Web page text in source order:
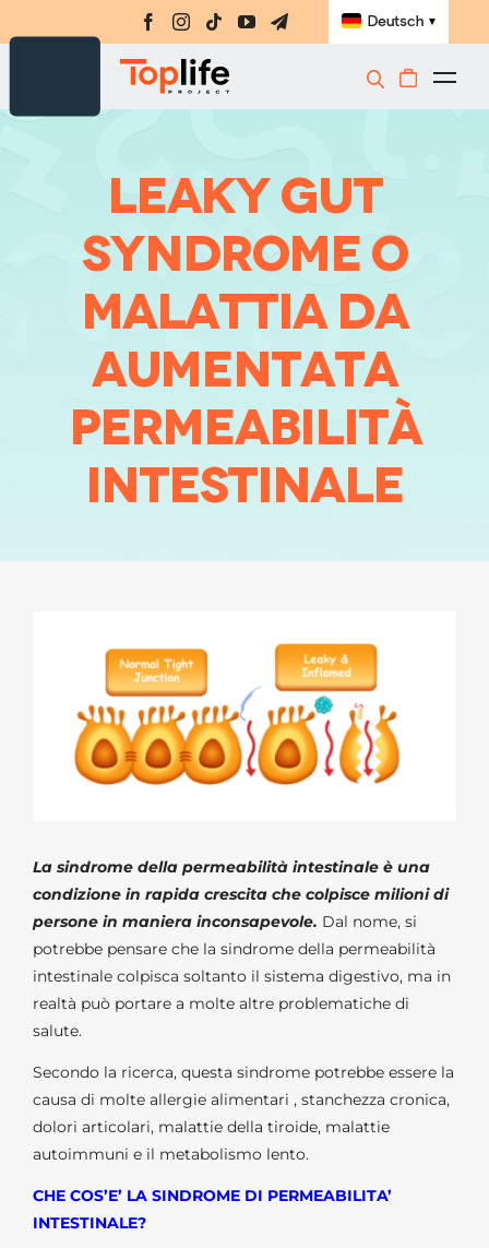
to
Deutsch ▼
Challenge
Meisterklasse
Registrieren
LEAKY GUT
SYNDROME O
MALATTIA DA
AUMENTATA
PERMEABILITÀ
INTESTINALE
La sindrome della permeabilità intestinale è una
condizione in rapida crescita che colpisce milioni di
persone in maniera inconsapevole. Dal nome, si
potrebbe pensare che la sindrome della permeabilità
intestinale colpisca soltanto il sistema digestivo, ma in
realtà può portare a molte altre problematiche di
salute.
Secondo la ricerca, questa sindrome potrebbe essere la
causa di molte allergie alimentari , stanchezza cronica,
dolori articolari, malattie della tiroide, malattie
autoimmuni e il metabolismo lento.
CHE COS’E’ LA SINDROME DI PERMEABILITA’
INTESTINALE?